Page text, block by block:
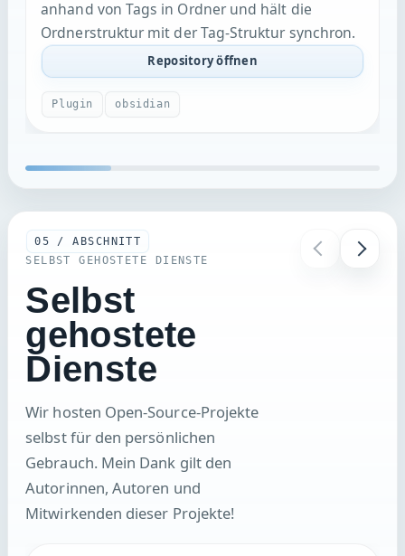
Ordnerstruktur mit der Tag-Struktur synchron.
Repository öffnen
SELBST GEHOSTETE DIENSTE
Selbst
gehostete
Dienste
selbst für den persönlichen
Gebrauch. Mein Dank gilt den
Autorinnen, Autoren und
Mitwirkenden dieser Projekte!